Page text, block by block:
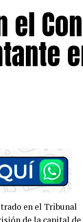
el
en el Tribunal